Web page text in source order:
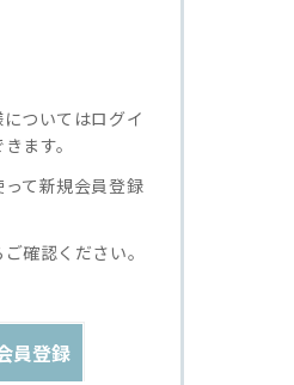
ついてはログイ
ます。
て新規会員登録
確認ください。
員登録